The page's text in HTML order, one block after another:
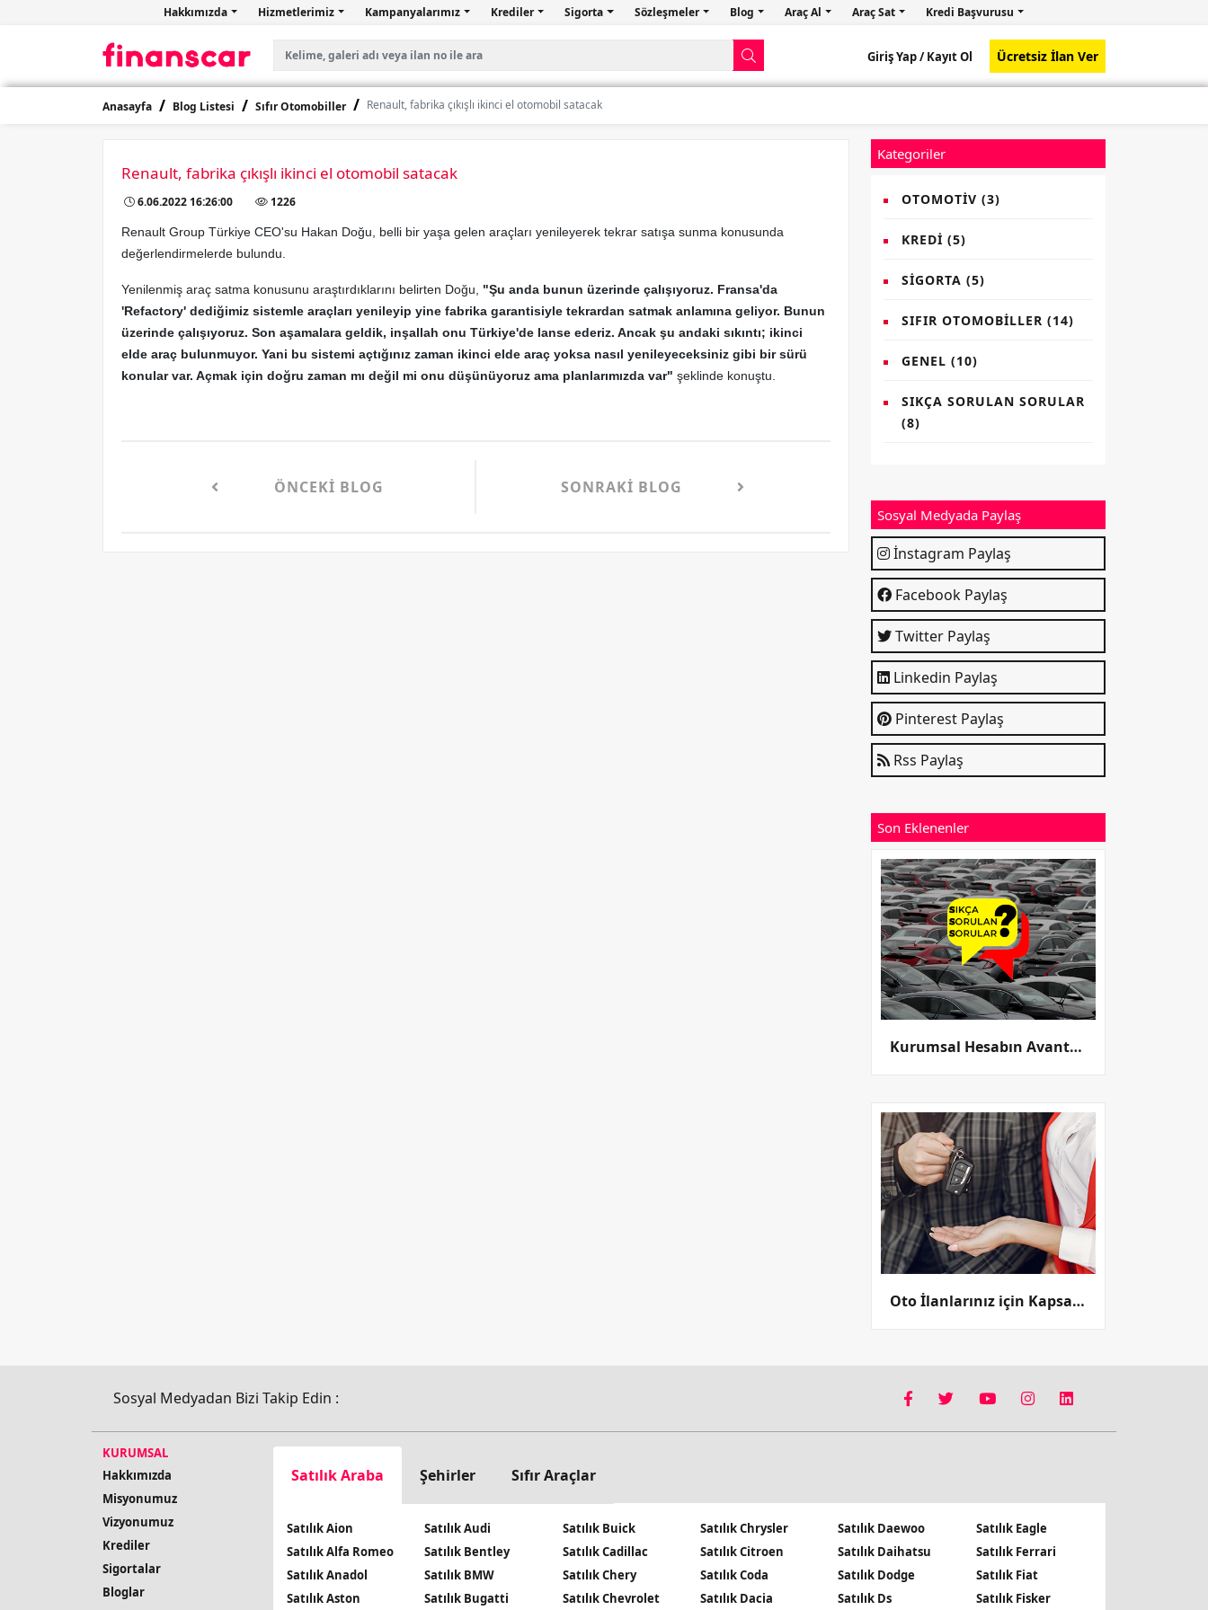
Hakkımızda Hizmetlerimiz Kampanyalarımız Krediler Sigorta Sözleşmeler Blog Araç Al Araç Sat Kredi Başvurusu
Giriş Yap /Kayıt Ol Ücretsiz İlan Ver
Anasayfa Blog Listesi Sıfır Otomobiller Renault, fabrika çıkışlı ikinci el otomobil satacak
Renault, fabrika çıkışlı ikinci el otomobil satacak
6.06.2022 16:26:00 1226
Renault Group Türkiye CEO'su Hakan Doğu, belli bir yaşa gelen araçları yenileyerek tekrar satışa sunma konusunda
değerlendirmelerde bulundu.
Yenilenmiş araç satma konusunu araştırdıklarını belirten Doğu, "Şu anda bunun üzerinde çalışıyoruz. Fransa'da
'Refactory' dediğimiz sistemle araçları yenileyip yine fabrika garantisiyle tekrardan satmak anlamına geliyor. Bunun
üzerinde çalışıyoruz. Son aşamalara geldik, inşallah onu Türkiye'de lanse ederiz. Ancak şu andaki sıkıntı; ikinci
elde araç bulunmuyor. Yani bu sistemi açtığınız zaman ikinci elde araç yoksa nasıl yenileyeceksiniz gibi bir sürü
konular var. Açmak için doğru zaman mı değil mi onu düşünüyoruz ama planlarımızda var" şeklinde konuştu.
ÖNCEKI BLOG SONRAKI BLOG
Kategoriler
OTOMOTIV (3)
KREDI (5)
SIGORTA (5)
SIFIR OTOMOBILLER (14)
GENEL (10)
SIKÇA SORULAN SORULAR
(8)
Sosyal Medyada Paylaş
İnstagram Paylaş
Facebook Paylaş
Twitter Paylaş
Linkedin Paylaş
Pinterest Paylaş
Rss Paylaş
Son Eklenenler
Kurumsal Hesabın Avantajları Nelerdir?
Oto İlanlarınız için Kapsamlı Bir Platform
Sosyal Medyadan Bizi Takip Edin :
KURUMSAL
Hakkımızda
Misyonumuz
Vizyonumuz
Krediler
Sigortalar
Bloglar
Satılık Araba Şehirler Sıfır Araçlar
Satılık Aion
Satılık Alfa Romeo
Satılık Anadol
Satılık Aston
Satılık Audi
Satılık Bentley
Satılık BMW
Satılık Bugatti
Satılık Buick
Satılık Cadillac
Satılık Chery
Satılık Chevrolet
Satılık Chrysler
Satılık Citroen
Satılık Coda
Satılık Dacia
Satılık Daewoo
Satılık Daihatsu
Satılık Dodge
Satılık Ds
Satılık Eagle
Satılık Ferrari
Satılık Fiat
Satılık Fisker